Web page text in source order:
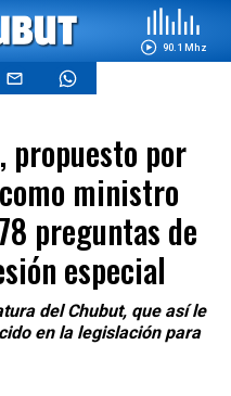
90.1 Mhz
propuesto por
ministro
preguntas de
especial
del Chubut, que así le
en la legislación para